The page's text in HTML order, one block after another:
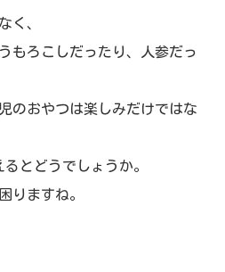
く、
もろこしだったり、人参だっ
のおやつは楽 しみだけではな
とどうでしょう か。
りますね。